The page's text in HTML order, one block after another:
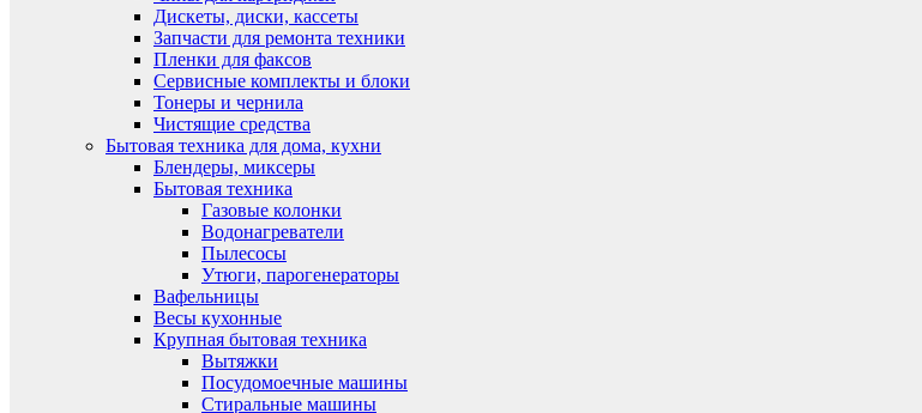
Дискеты, диски, кассеты
Запчасти для ремонта техники
Пленки для факсов
Сервисные комплекты и блоки
Тонеры и чернила
Чистящие средства
Бытовая техника для дома, кухни
Блендеры, миксеры
Бытовая техника
Газовые колонки
Водонагреватели
Пылесосы
Утюги, парогенераторы
Вафельницы
Весы кухонные
Крупная бытовая техника
Вытяжки
Посудомоечные машины
Стиральные машины